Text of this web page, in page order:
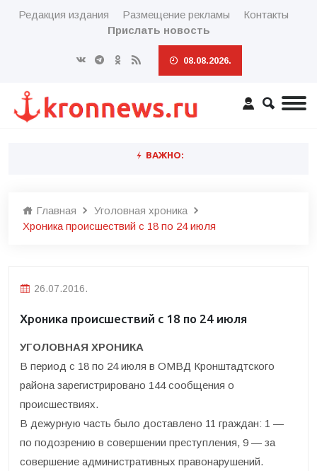
Редакция издания Размещение рекламы
Контакты
Прислать новость
08.08.2026.
ВАЖНО:
Главная
Уголовная хроника
Хроника происшествий с 18 по 24 июля
26.07.2016.
Хроника происшествий с 18 по 24 июля
УГОЛОВНАЯ ХРОНИКА
В период с 18 по 24 июля в ОМВД Кронштадтского
района зарегистрировано 144 сообщения о
происшествиях.
В дежурную часть было доставлено 11 граждан: 1 —
по подозрению в совершении преступления, 9 — за
совершение административных правонарушений.